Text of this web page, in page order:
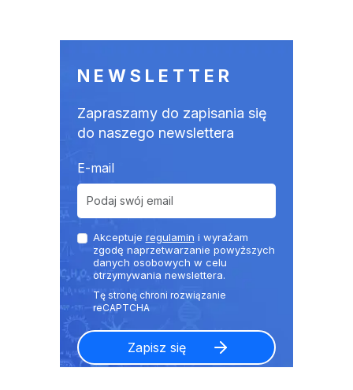
NEWSLETTER
Zapraszamy do zapisania się
do naszego newslettera
E-mail
Akceptuje regulamin i wyrażam
zgodę naprzetwarzanie powyższych
danych osobowych w celu
otrzymywania newslettera.